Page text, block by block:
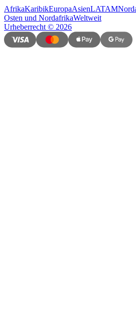
AfrikaKaribikEuropaAsienLATAM
Osten und NordafrikaWeltweit
Urheberrecht© 2026